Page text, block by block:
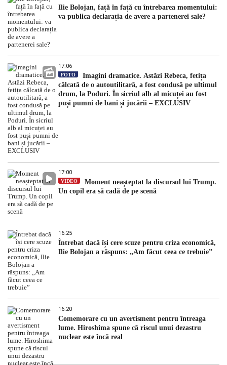
Ilie Bolojan, față în față cu întrebarea momentului:
va publica declarația de avere a partenerei sale?
17:06
FOTO
Imagini dramatice. Astăzi Rebeca, fetița
călcată de o autoutilitară, a fost condusă pe ultimul
drum, la Poduri. În sicriul alb al micuței au fost
puși pumni de bani și jucării – EXCLUSIV
17:00
VIDEO
Moment neașteptat la discursul lui Trump.
Un copil era să cadă de pe scenă
16:25
Întrebat dacă își cere scuze pentru criza economică,
Ilie Bolojan a răspuns: „Am făcut ceea ce trebuie”
16:20
Comemorare cu un avertisment pentru întreaga
lume. Hiroshima spune că riscul unui dezastru
nuclear este încă real